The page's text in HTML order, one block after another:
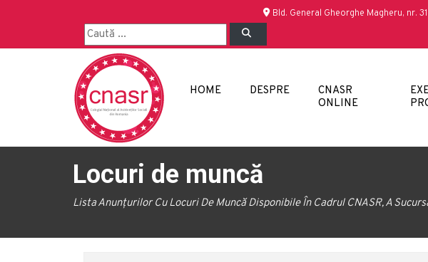
Bld. General Gheorghe Magheru, nr.
HOME DESPRE
CNASR
ONLINE
Locuri de muncă
Lista Anunțurilor Cu Locuri De Muncă Disponibile În Cadrul CNASR, A